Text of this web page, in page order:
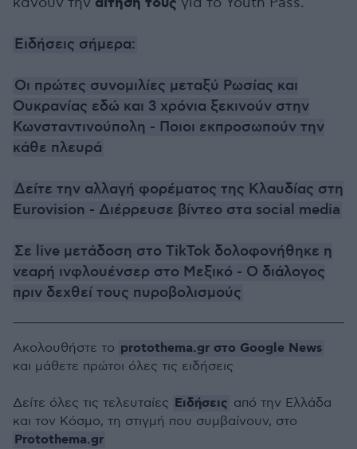
Ειδήσεις σήμερα:
Οι πρώτες συνομιλίες μεταξύ Ρωσίας και
Ουκρανίας εδώ και 3 χρόνια ξεκινούν στην
Κωνσταντινούπολη - Ποιοι εκπροσωπούν την
κάθε πλευρά
Δείτε την αλλαγή φορέματος της Κλαυδίας στη
Eurovision - Διέρρευσε βίντεο στα social media
Σε live μετάδοση στο TikTok δολοφονήθηκε η
νεαρή ινφλουένσερ στο Μεξικό - Ο διάλογος
πριν δεχθεί τους πυροβολισμούς
Ακολουθήστε το protothema.gr στο Google News
και μάθετε πρώτοι όλες τις ειδήσεις
Δείτε όλες τις τελευταίες Ειδήσεις από την Ελλάδα
και τον Κόσμο, τη στιγμή που συμβαίνουν, στο
Protothema.gr